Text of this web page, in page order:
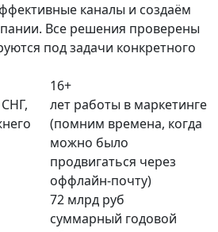
каналы и создаём
Все решения проверены
под задачи конкретного
16+
лет работы в маркетинге
(помним времена, когда
можно было
продвигаться через
оффлайн-почту)
72 млрд руб
суммарный годовой